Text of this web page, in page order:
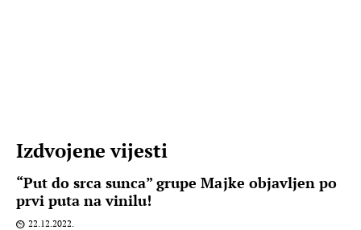
Izdvojene vijesti
“Put do srca sunca” grupe Majke objavljen po
prvi puta na vinilu!
22.12.2022.